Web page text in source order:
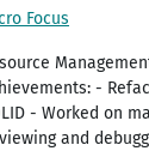
Focus
-
- Worked on
and